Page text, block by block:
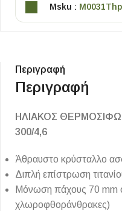
Msku : M0031Thp
Περιγραφή
Περιγραφή
ΗΛΙΑΚΟΣ
300/4,6
Άθραυστο κρύσταλλο
Διπλή επίστρωση
Μόνωση πάχους 70 mm
χλωροφθοράνθρακες)